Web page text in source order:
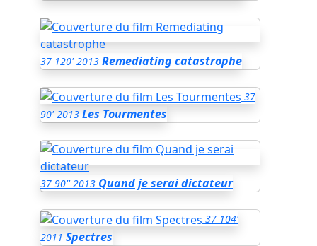
37 120' 2013 Remediating catastrophe
37
90' 2013 Les Tourmentes
37 90'' 2013 Quand je serai dictateur
37 104'
2011 Spectres